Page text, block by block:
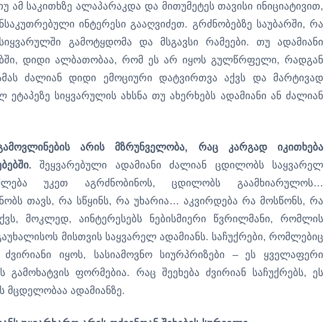
ამ საკითხზე ალაპარაკდა და მითუმეტეს თავისი ინიციატივით,
ინტერესი გააღვიძეთ. გრძნობებზე საუბარში, რა
გამოტყდომა და მსგავსი რამეები. თუ ადამიანი
დიდი ალბათობაა, რომ ეს არ იყოს გულწრფელი, რადგან
ძალიან დიდი ემოციური დატვირთვა აქვს და მარტივად
სიყვარულის ახსნა თუ ახერხებს ადამიანი ან ძალიან
არის მზრუნველობა, რაც კარგად იკითხება
შეყვარებული ადამიანი ძალიან ცდილობს საყვარელ
უკეთ აგრძნობინოს, ცდილობს გაამხიარულოს…
თავს, რა სწყინს, რა უხარია… აკვირდება რა მოსწონს, რა
მოკლედ, აინტერესებს ნებისმიერი წვრილმანი, რომლის
მისთვის საყვარელ ადამიანს. საჩუქრები, რომლებიც
იყოს, სასიამოვნო სიურპრიზები – ეს ყველაფერი
ფორმებია. რაც შეეხება ძვირიან საჩუქრებს, ეს
მცდელობაა ადამიანზე.